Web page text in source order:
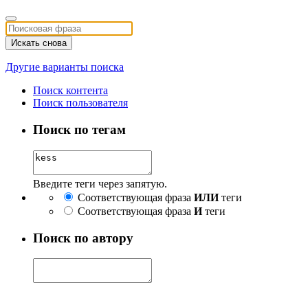
Искать снова
Другие варианты поиска
Поиск контента
Поиск пользователя
Поиск по тегам
Введите теги через запятую.
Соответствующая фраза ИЛИтеги
Соответствующая фраза Итеги
Поиск по автору